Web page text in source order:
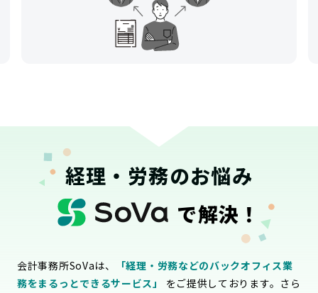
経理・労務のお悩み
で解決！
会計事務所SoVaは、
「経理・労務などのバックオフィス業
務をまるっとできるサービス」
をご提供しております。さら